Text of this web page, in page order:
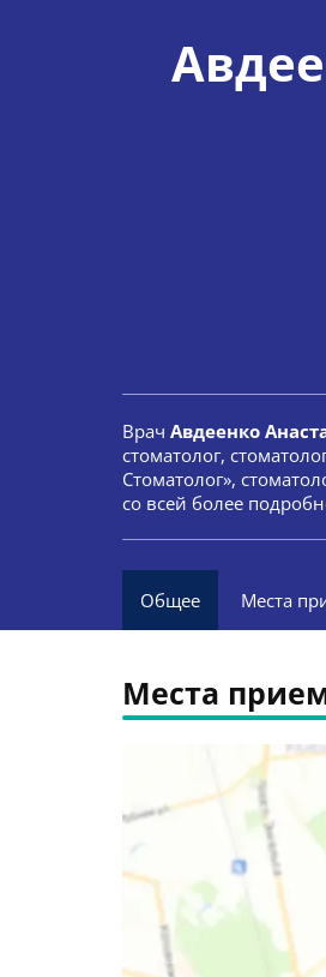
Врач Авдеенко
стоматолог,
Стоматолог»,
со всей более
Общее Места
Места